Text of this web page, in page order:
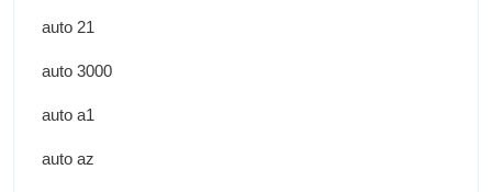
auto 21
auto 3000
auto a1
auto az